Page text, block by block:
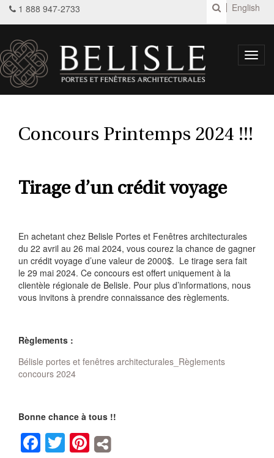
1 888 947-2733 English
Concours Printemps 2024 !!!
Tirage d’un crédit voyage
En achetant chez Belisle Portes et Fenêtres architecturales
du 22 avril au 26 mai 2024, vous courez la chance de gagner
un crédit voyage d’une valeur de 2000$. Le tirage sera fait
le 29 mai 2024. Ce concours est offert uniquement à la
clientèle régionale de Belisle. Pour plus d’informations, nous
vous invitons à prendre connaissance des règlements.
Règlements :
Bélisle portes et fenêtres architecturales_Règlements
concours 2024
Bonne chance à tous !!
Facebook
TwitterPinterest